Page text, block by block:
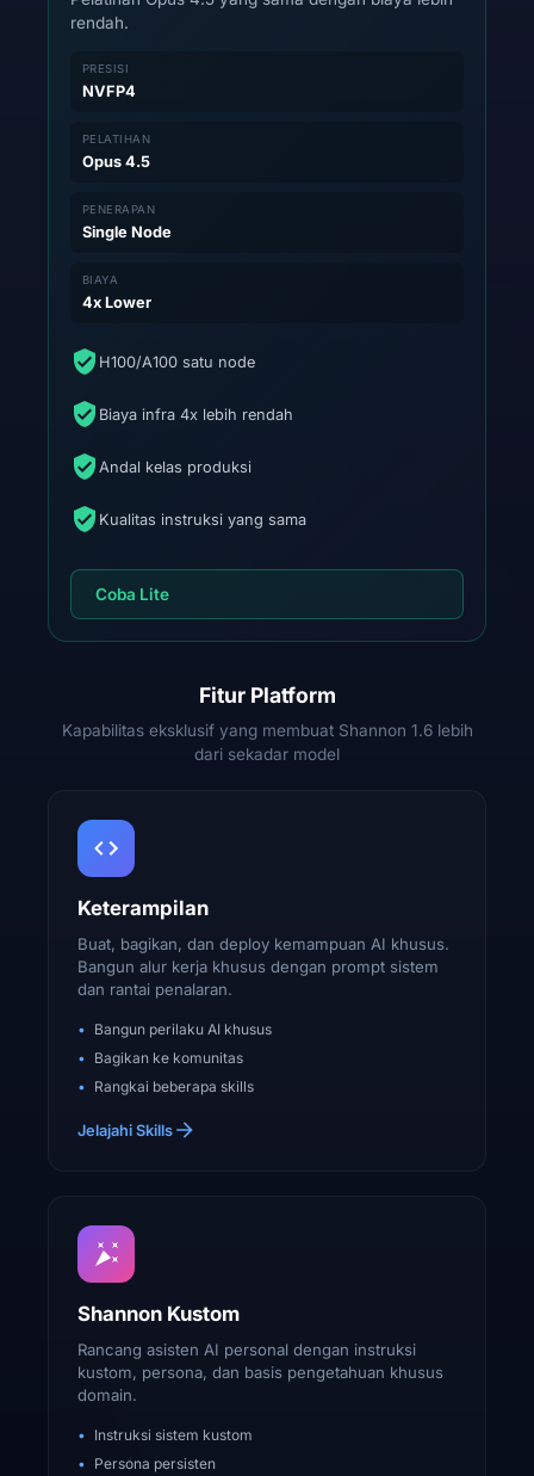
rendah.
PRESISI
NVFP4
PELATIHAN
Opus 4.5
PENERAPAN
Single Node
BIAYA
4x Lower
H100/A100 satu node
Biaya infra 4x lebih rendah
Andal kelas produksi
Kualitas instruksi yang sama
Coba Lite
Fitur Platform
Kapabilitas eksklusif yang membuat Shannon 1.6 lebih
dari sekadar model
Keterampilan
Buat, bagikan, dan deploy kemampuan AI khusus.
Bangun alur kerja khusus dengan prompt sistem
dan rantai penalaran.
Bangun perilaku AI khusus
Bagikan ke komunitas
Rangkai beberapa skills
Jelajahi Skills
Shannon Kustom
Rancang asisten AI personal dengan instruksi
kustom, persona, dan basis pengetahuan khusus
domain.
Instruksi sistem kustom
Persona persisten